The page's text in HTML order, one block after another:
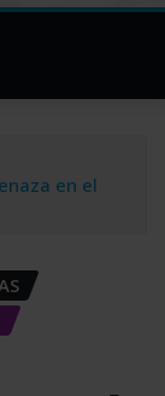
en el